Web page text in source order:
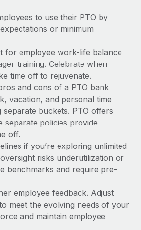
to use their PTO by
or minimum
for employee work-life balance
training. Celebrate when
time off to rejuvenate.
and cons of a PTO bank
vacation, and personal time
separate buckets. PTO offers
separate policies provide
off.
if you’re exploring unlimited
risks underutilization or
benchmarks and require pre-
employee feedback. Adjust
meet the evolving needs of your
and maintain employee